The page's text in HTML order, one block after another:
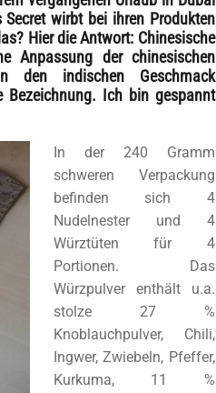
wirbt bei ihren Produkten
Hier die Antwort: Chinesische
Anpassung der chinesischen
den indischen Geschmack
Ich bin gespannt
In der 240 Gramm
schweren Verpackung
befinden sich 4
Nudelnester und 4
Würztüten für 4
Portionen. Das
Würzpulver enthält u.a.
stolze 27 %
Knoblauchpulver, Chili,
Ingwer, Zwiebeln, Pfeffer,
Kurkuma, 11 %